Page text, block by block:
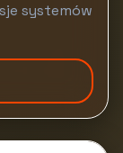
systemów